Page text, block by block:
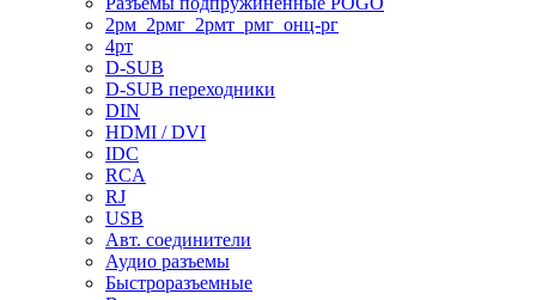
2рм_2рмг_2рмт_рмг_онц-рг
4рт
D-SUB
D-SUB переходники
DIN
HDMI / DVI
IDC
RCA
RJ
USB
Авт. соединители
Аудио разъемы
Быстроразъемные